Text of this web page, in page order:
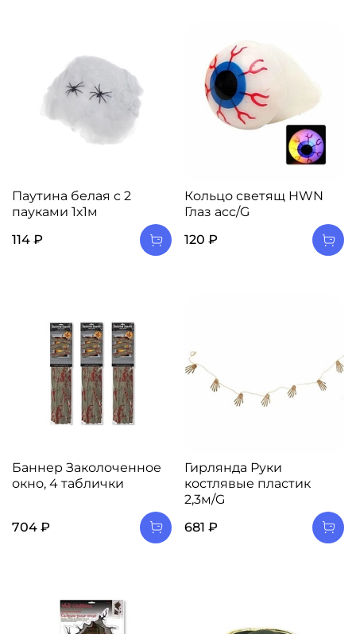
Паутина белая с 2
пауками 1х1м
114 ₽
Кольцо светящ HWN
Глаз асс/G
120 ₽
Баннер Заколоченное
окно, 4 таблички
704 ₽
Гирлянда Руки
костлявые пластик
2,3м/G
681 ₽